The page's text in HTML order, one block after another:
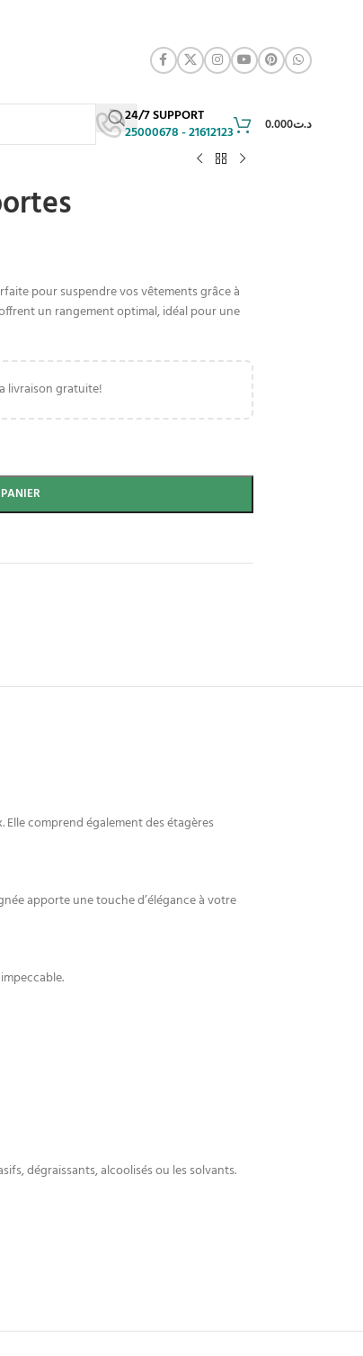
24/7 SUPPORT
25000678 - 21612123
د.ت0.000
pour suspendre vos vêtements grâce à
un rangement optimal, idéal pour une
livraison gratuite!
comprend également des étagères
apporte une touche d’élégance à votre
dégraissants, alcoolisés ou les solvants.